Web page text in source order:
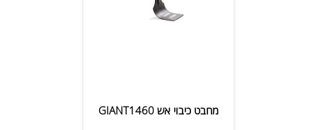
מחבט כיבוי אש GIANT1460